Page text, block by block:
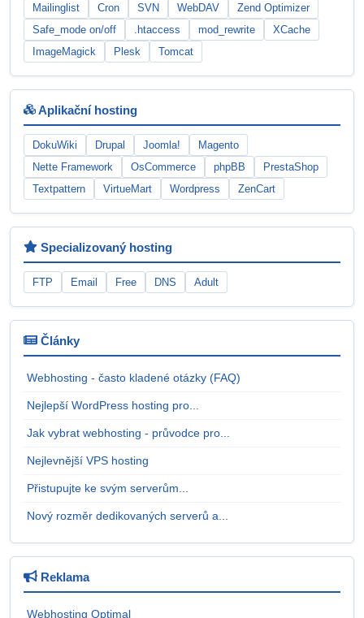
Mailinglist Cron SVN WebDAV
Zend Optimizer
Safe_mode on/off
.htaccess mod_rewrite
XCache
ImageMagick
Plesk Tomcat
Aplikační hosting
DokuWiki Drupal Joomla!
Magento
Nette Framework
OsCommerce phpBB
PrestaShop
Textpattern
VirtueMart Wordpress ZenCart
Specializovaný hosting
FTP Email Free DNS Adult
Články
Webhosting - často kladené otázky (FAQ)
Nejlepší WordPress hosting pro...
Jak vybrat webhosting - průvodce pro...
Nejlevnější VPS hosting
Přistupujte ke svým serverům...
Nový rozměr dedikovaných serverů a...
Reklama
Webhosting Optimal